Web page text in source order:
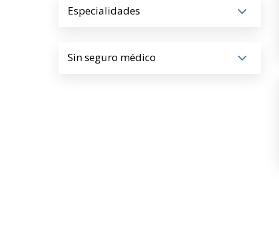
Especialidades
Sin seguro médico